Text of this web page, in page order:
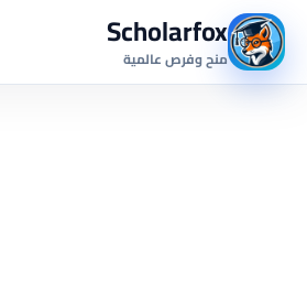
Scholarfox
منح وفرص عالمية